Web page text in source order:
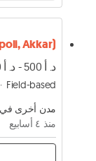
د. أ 500 - د. أ 2000
Field-based
مدن أخرى
منذ ٤ أسابيع